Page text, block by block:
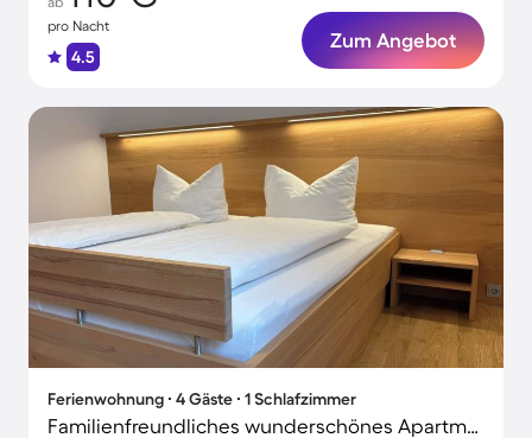
pro Nacht
4.5
Zum Angebot
Ferienwohnung ∙ 4 Gäste ∙ 1 Schlafzimmer
Familienfreundliches wunderschönes Apartment mit Terrasse, Grill und Garten | Haustiere sind willkommen